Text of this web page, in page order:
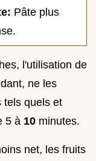
Pâte plus
l'utilisation de
ne les
tels quels et
5 à 10 minutes.
net, les fruits